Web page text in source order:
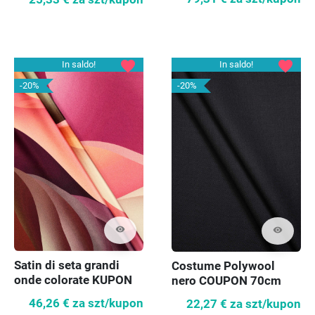
In saldo!
-20%
visibility
favorite
Satin di seta grandi
onde colorate KUPON
46,26 € za szt/kupon
In saldo!
-20%
visibility
favorite
Costume Polywool
nero COUPON 70cm
22,27 € za szt/kupon